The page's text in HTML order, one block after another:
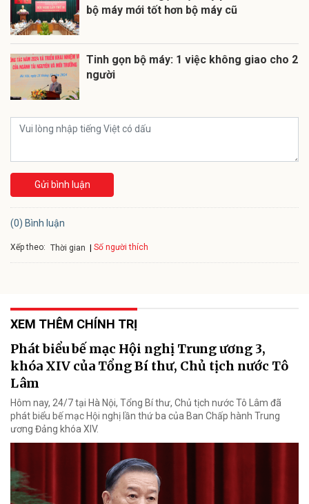
bộ máy mới tốt hơn bộ máy cũ
Tinh gọn bộ máy: 1 việc không giao cho 2
người
Gửi bình luận
(0) Bình luận
Xếp theo: Thời gian Số người thích
XEM THÊM CHÍNH TRỊ
Phát biểu bế mạc Hội nghị Trung ương 3,
khóa XIV của Tổng Bí thư, Chủ tịch nước Tô
Lâm
Hôm nay, 24/7 tại Hà Nội, Tổng Bí thư, Chủ tịch nước Tô Lâm đã
phát biểu bế mạc Hội nghị lần thứ ba của Ban Chấp hành Trung
ương Đảng khóa XIV.